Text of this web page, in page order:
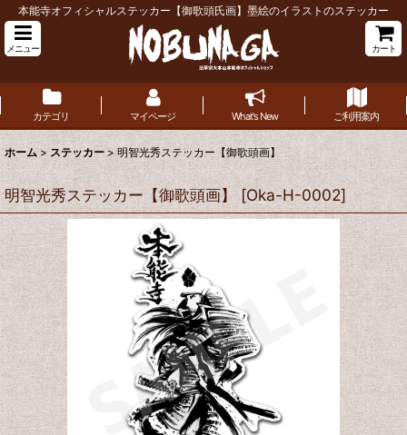
本能寺オフィシャルステッカー【御歌頭氏画】墨絵のイラストのステッカー
メニュー カート
カテゴリ マイページ What's New ご利用案内
ホーム > ステッカー > 明智光秀ステッカー【御歌頭画】
明智光秀ステッカー【御歌頭画】 [Oka-H-0002]